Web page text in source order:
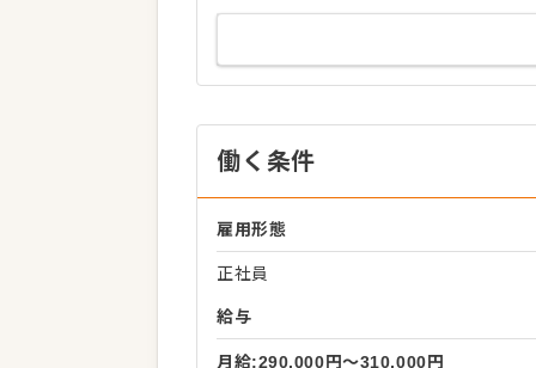
働く条件
雇用形態
正社員
給与
月給:290,000円〜310,000円